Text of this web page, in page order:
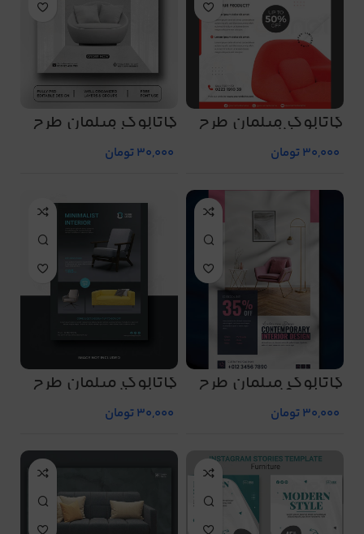
کاتالوگ مبلمان طرح
شماره 17
30,000تومان
کاتالوگ مبلمان طرح
شماره 18
30,000تومان
کاتالوگ مبلمان طرح
شماره 19
30,000تومان
کاتالوگ مبلمان طرح
شماره 2
30,000تومان